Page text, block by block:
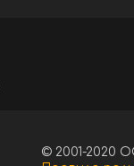
© 2001-2020